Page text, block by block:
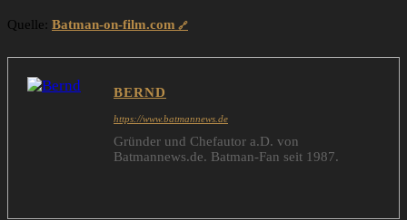
Quelle: Batman-on-film.com
BERND
https://www.batmannews.de
Gründer und Chefautor a.D. von
Batmannews.de. Batman-Fan seit 1987.